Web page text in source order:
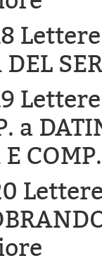
DEL
a
E